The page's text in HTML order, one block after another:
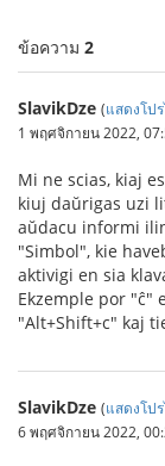
ข้อความ 2
SlavikDze (แสดงโป
1 พฤศจิกายน 2022,
Mi ne scias, kiaj
kiuj daŭrigas uzi
aŭdacu informi
"Simbol", kie
aktivigi en sia
Ekzemple por "ĉ"
"Alt+Shift+c" kaj
SlavikDze (แสดงโป
6 พฤศจิกายน 2022,